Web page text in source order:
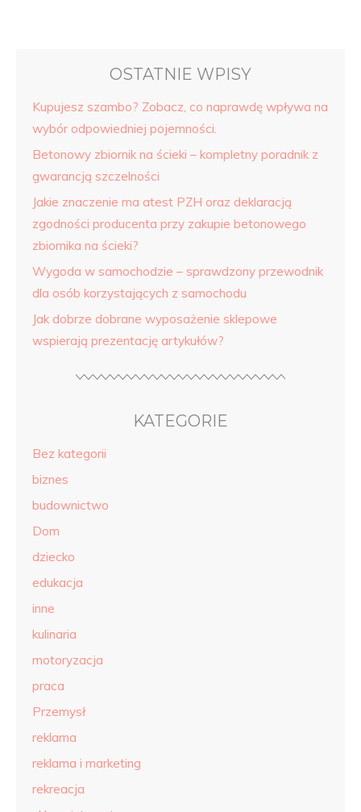
OSTATNIE WPISY
Kupujesz szambo? Zobacz, co naprawdę wpływa na
wybór odpowiedniej pojemności.
Betonowy zbiornik na ścieki – kompletny poradnik z
gwarancją szczelności
Jakie znaczenie ma atest PZH oraz deklaracją
zgodności producenta przy zakupie betonowego
zbiornika na ścieki?
Wygoda w samochodzie – sprawdzony przewodnik
dla osób korzystających z samochodu
Jak dobrze dobrane wyposażenie sklepowe
wspierają prezentację artykułów?
KATEGORIE
Bez kategorii
biznes
budownictwo
Dom
dziecko
edukacja
inne
kulinaria
motoryzacja
praca
Przemysł
reklama
reklama i marketing
rekreacja